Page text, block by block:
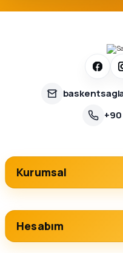
+90
Kurumsal
Hesabım